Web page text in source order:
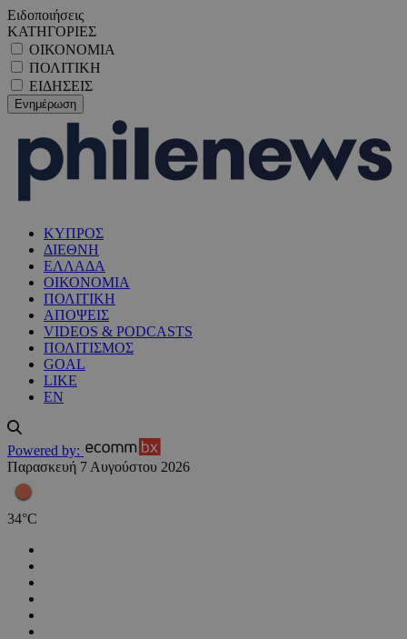
Ειδοποιήσεις
ΚΑΤΗΓΟΡΙΕΣ
ΟΙΚΟΝΟΜΙΑ
ΠΟΛΙΤΙΚΗ
ΕΙΔΗΣΕΙΣ
ΚΥΠΡΟΣ
ΔΙΕΘΝΗ
ΕΛΛΑΔΑ
ΟΙΚΟΝΟΜΙΑ
ΠΟΛΙΤΙΚΗ
ΑΠΟΨΕΙΣ
VIDEOS & PODCASTS
ΠΟΛΙΤΙΣΜΟΣ
GOAL
LIKE
EN
Powered by:
Παρασκευή 7 Αυγούστου 2026
34°C